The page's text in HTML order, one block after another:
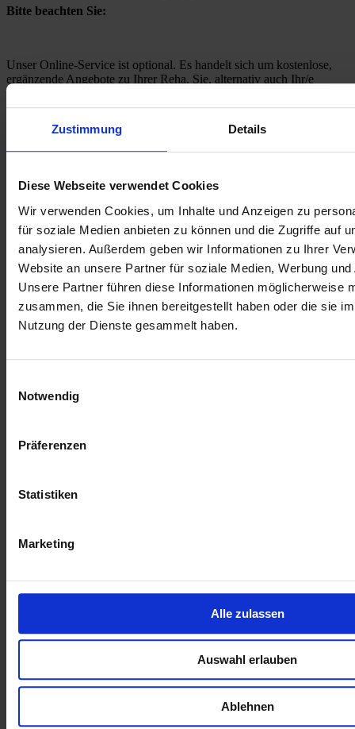
Zustimmung Details
Diese Webseite verwendet Cookies
Wir verwenden Cookies, um Inhalte und Anzeigen zu
für soziale Medien anbieten zu können und die Zugriffe auf
analysieren. Außerdem geben wir Informationen zu Ihrer
Website an unsere Partner für soziale Medien, Werbung
Unsere Partner führen diese Informationen möglicherweise
zusammen, die Sie ihnen bereitgestellt haben oder die sie
Nutzung der Dienste gesammelt haben.
Notwendig
Präferenzen
Statistiken
Marketing
Alle zulassen
Auswahl erlauben
Ablehnen
Bitte beachten Sie:
Unser Online-Service ist optional. Es handelt sich um kostenlose,
ergänzende Angebote zu Ihrer Reha. Sie, alternativ auch Ihr/e
Angehörige/r, können diese gerne nutzen, sofern Ihr
Gesundheitszustand das zulässt. Wir achten bei unseren Online-
Services immer darauf, dass diese möglichst einfach zu bedienen
sind und somit auch von Patienten/innen mit wenig digitaler
Erfahrung genutzt werden können.
angeboten.
Sie haben bereits Ihre Zugangsdaten erhalten?
›Social Media
›Kontakt